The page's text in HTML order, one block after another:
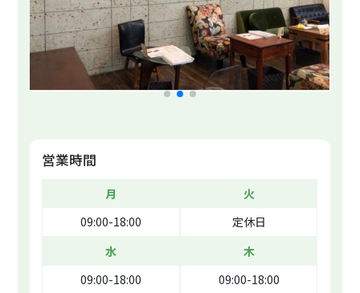
営業時間
月
09:00-18:00
火
定休日
水
09:00-18:00
木
09:00-18:00